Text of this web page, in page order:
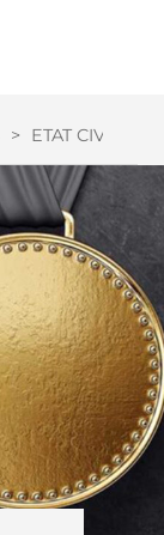
> ETAT CIVIL